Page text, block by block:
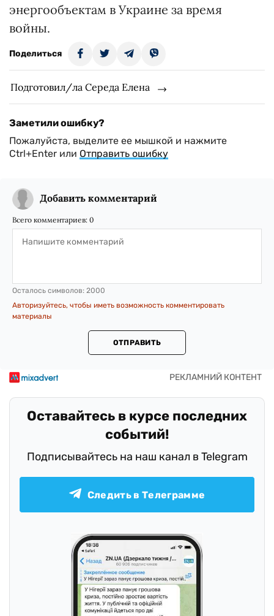
энергообъектам в Украине за время
войны.
Поделиться
Подготовил/ла Середа Елена
Заметили ошибку?
Пожалуйста, выделите ее мышкой и нажмите
Ctrl+Enter или Отправить ошибку
Добавить комментарий
Всего комментариев: 0
Осталось символов: 2000
Авторизуйтесь, чтобы иметь возможность комментировать
материалы
ОТПРАВИТЬ
Оставайтесь в курсе последних
событий!
Подписывайтесь на наш канал в Telegram
Следить в Телеграмме